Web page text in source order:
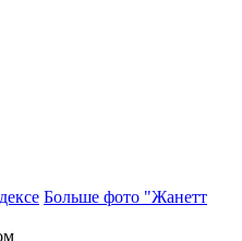
Больше фото "Жанетт